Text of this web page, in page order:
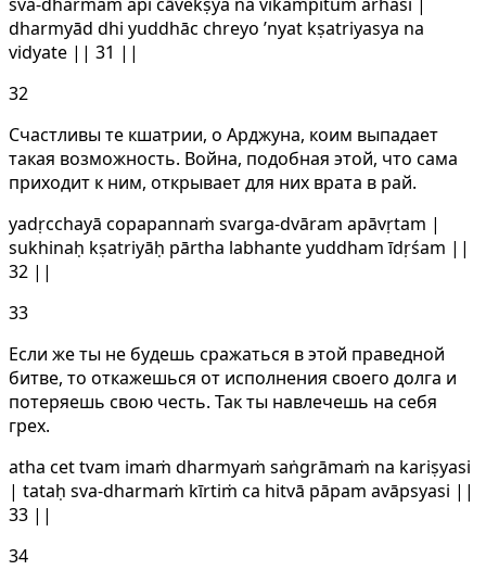
dharmyād dhi yuddhāc chreyo ’nyat kṣatriyasya na
vidyate || 31 ||
32
Счастливы те кшатрии, о Арджуна, коим выпадает
такая возможность. Война, подобная этой, что сама
приходит к ним, открывает для них врата в рай.
yadṛcchayā copapannaṁ svarga-dvāram apāvṛtam |
sukhinaḥ kṣatriyāḥ pārtha labhante yuddham īdṛśam ||
32 ||
33
Если же ты не будешь сражаться в этой праведной
битве, то откажешься от исполнения своего долга и
потеряешь свою честь. Так ты навлечешь на себя
грех.
atha cet tvam imaṁ dharmyaṁ saṅgrāmaṁ na kariṣyasi
| tataḥ sva-dharmaṁ kīrtiṁ ca hitvā pāpam avāpsyasi ||
33 ||
34